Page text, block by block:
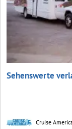
Sehenswerte
Cruise